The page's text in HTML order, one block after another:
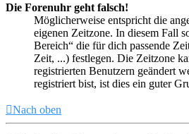
Die Forenuhr geht falsch!
Möglicherweise entspricht die
eigenen Zeitzone. In diesem Fall
Bereich“ die für dich passende
Zeit, ...) festlegen. Die Zeitzone
registrierten Benutzern geändert
registriert bist, ist dies ein guter
Nach oben